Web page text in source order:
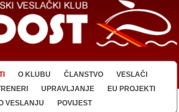
O KLUBU ČLANSTVO
VESLAČI
UPRAVLJANJE
EU PROJEKTI
VESLANJU
POVIJEST